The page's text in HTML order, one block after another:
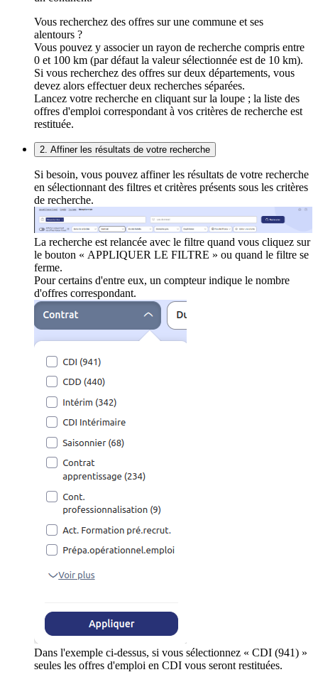
Vous recherchez des offres sur une commune et ses
alentours ?
Vous pouvez y associer un rayon de recherche compris entre
0 et 100 km (par défaut la valeur sélectionnée est de 10 km).
Si vous recherchez des offres sur deux départements, vous
devez alors effectuer deux recherches séparées.
Lancez votre recherche en cliquant sur la loupe ; la liste des
offres d'emploi correspondant à vos critères de recherche est
restituée.
2. Affiner les résultats de votre recherche
Si besoin, vous pouvez affiner les résultats de votre recherche
en sélectionnant des filtres et critères présents sous les critères
de recherche.
La recherche est relancée avec le filtre quand vous cliquez sur
le bouton « APPLIQUER LE FILTRE » ou quand le filtre se
ferme.
Pour certains d'entre eux, un compteur indique le nombre
d'offres correspondant.
Dans l'exemple ci-dessus, si vous sélectionnez « CDI (941) »
seules les offres d'emploi en CDI vous seront restituées.